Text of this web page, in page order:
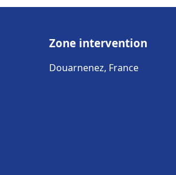
Zone intervention
Douarnenez, France